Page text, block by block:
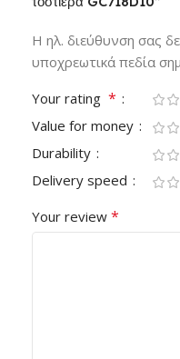
Η ηλ. διεύθυνση σας
υποχρεωτικά πεδία
Your rating *
Value for money
Durability
Delivery speed
Your review *